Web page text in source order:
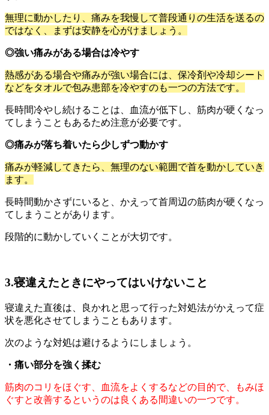
無理に動かしたり、痛みを我慢して普段通りの生活を送るの
ではなく、まずは安静を心がけましょう。
◎強い痛みがある場合は冷やす
熱感がある場合や痛みが強い場合には、保冷剤や冷却シート
などをタオルで包み患部を冷やすのも一つの方法です。
長時間冷やし続けることは、血流が低下し、筋肉が硬くなっ
てしまうこともあるため注意が必要です。
◎痛みが落ち着いたら少しずつ動かす
痛みが軽減してきたら、無理のない範囲で首を動かしていき
ます。
長時間動かさずにいると、かえって首周辺の筋肉が硬くなっ
てしまうことがあります。
段階的に動かしていくことが大切です。
3.寝違えたときにやってはいけないこと
寝違えた直後は、良かれと思って行った対処法がかえって症
状を悪化させてしまうこともあります。
次のような対処は避けるようにしましょう。
・痛い部分を強く揉む
筋肉のコリをほぐす、血流をよくするなどの目的で、もみほ
ぐすと改善するというのは良くある間違いの一つです。